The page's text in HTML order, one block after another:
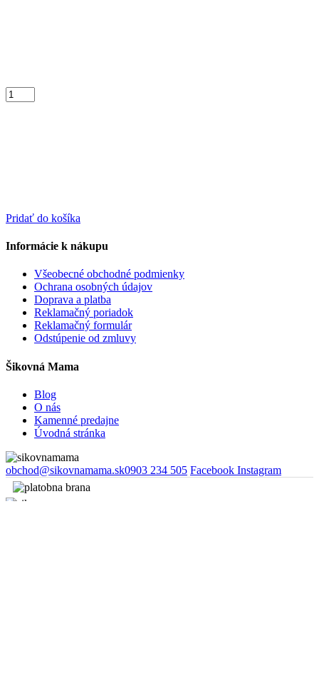
Pridať do košíka
Informácie k nákupu
Všeobecné obchodné podmienky
Ochrana osobných údajov
Doprava a platba
Reklamačný poriadok
Reklamačný formulár
Odstúpenie od zmluvy
Šikovná Mama
Blog
O nás
Kamenné predajne
Úvodná stránka
obchod@sikovnamama.sk0903 234 505 Facebook Instagram